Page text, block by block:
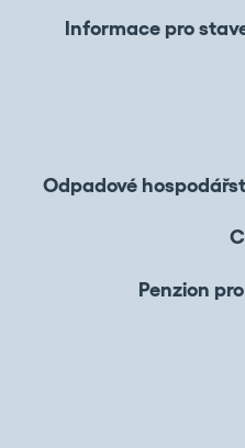
Informace pro
Odpadové
Penzion